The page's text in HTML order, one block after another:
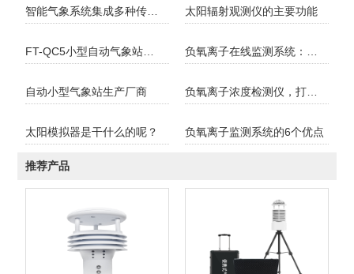
智能气象系统集成多种传感器实现高精度自动气象观测 太阳辐射观测仪的主要功能
FT-QC5小型自动气象站介绍
自动小型气象站生产厂商
太阳模拟器是干什么的呢？ 负氧离子监测系统的6个优点
推荐产品